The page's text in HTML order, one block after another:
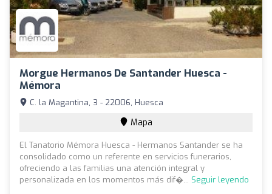
Morgue Hermanos De Santander Huesca -
Mémora
C. la Magantina, 3 - 22006, Huesca
Mapa
El Tanatorio Mémora Huesca - Hermanos Santander se ha
consolidado como un referente en servicios funerarios,
ofreciendo a las familias una atención integral y
personalizada en los momentos más dif�... Seguir leyendo